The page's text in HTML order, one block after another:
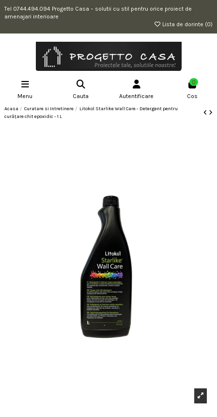
Tel 0744.494.094 Progetto Casa – solutii cu stil pentru orice proiect de
amenajari interioare
Lista de dorinte (0)
Menu Cauta Autentificare
0
Cos
Acasa Curatare si Intretinere
Litokol Starlike Wall Care - Detergent pentru
curățare chit epoxidic - 1 L